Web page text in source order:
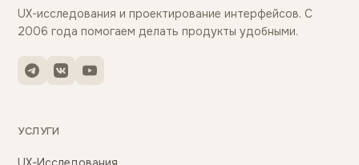
UX-исследования и проектирование интерфейсов. С
2006 года помогаем делать продукты удобными.
УСЛУГИ